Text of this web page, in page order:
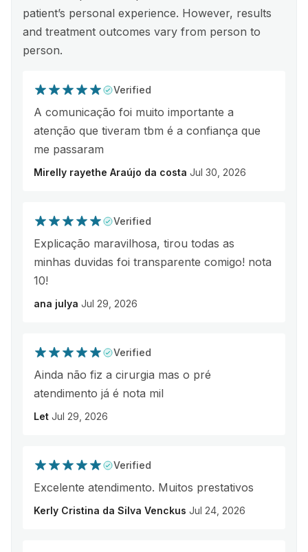
patient’s personal experience. However, results
and treatment outcomes vary from person to
person.
Verified
A comunicação foi muito importante a
atenção que tiveram tbm é a confiança que
me passaram
Mirelly rayethe Araújo da costa Jul 30, 2026
Verified
Explicação maravilhosa, tirou todas as
minhas duvidas foi transparente comigo! nota
10!
ana julya Jul 29, 2026
Verified
Ainda não fiz a cirurgia mas o pré
atendimento já é nota mil
Let Jul 29, 2026
Verified
Excelente atendimento. Muitos prestativos
Kerly Cristina da Silva Venckus Jul 24, 2026